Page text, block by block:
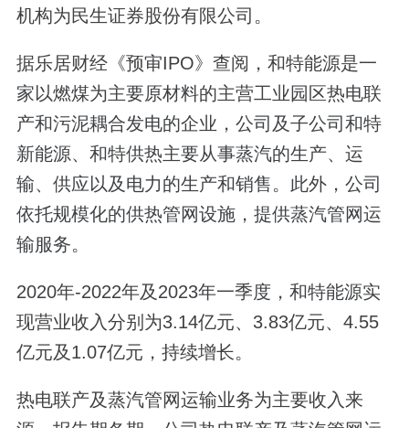
机构为民生证券股份有限公司。
据乐居财经《预审IPO》查阅，和特能源是一
家以燃煤为主要原材料的主营工业园区热电联
产和污泥耦合发电的企业，公司及子公司和特
新能源、和特供热主要从事蒸汽的生产、运
输、供应以及电力的生产和销售。此外，公司
依托规模化的供热管网设施，提供蒸汽管网运
输服务。
2020年-2022年及2023年一季度，和特能源实
现营业收入分别为3.14亿元、3.83亿元、4.55
亿元及1.07亿元，持续增长。
热电联产及蒸汽管网运输业务为主要收入来